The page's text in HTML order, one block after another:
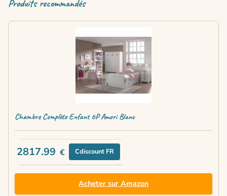
Produits recommandés
Chambre Complète Enfant 6P Amori Blanc
2817.99 € Cdiscount FR
Acheter sur Amazon